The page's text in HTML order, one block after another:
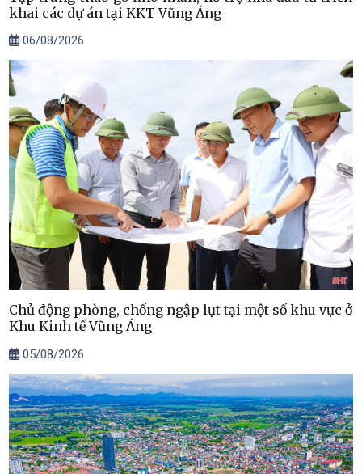
khai các dự án tại KKT Vũng Áng
06/08/2026
Chủ động phòng, chống ngập lụt tại một số khu vực ở
Khu Kinh tế Vũng Áng
05/08/2026